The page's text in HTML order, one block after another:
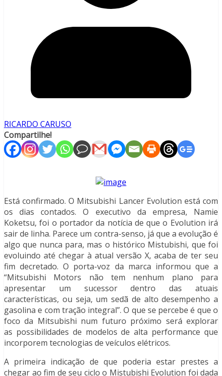
RICARDO CARUSO
Compartilhe!
Está confirmado. O Mitsubishi Lancer Evolution está com
os dias contados. O executivo da empresa, Namie
Koketsu, foi o portador da notícia de que o Evolution irá
sair de linha. Parece um contra-senso, já que a evolução é
algo que nunca para, mas o histórico Mistubishi, que foi
evoluindo até chegar à atual versão X, acaba de ter seu
fim decretado. O porta-voz da marca informou que a
“Mitsubishi Motors não tem nenhum plano para
apresentar um sucessor dentro das atuais
características, ou seja, um sedã de alto desempenho a
gasolina e com tração integral”. O que se percebe é que o
foco da Mitsubishi num futuro próximo será explorar
as possibilidades de modelos de alta performance que
incorporem tecnologias de veículos elétricos.
A primeira indicação de que poderia estar prestes a
chegar ao fim de seu ciclo o Mistubishi Evolution foi dada